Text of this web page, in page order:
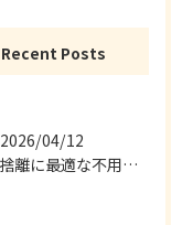
Recent Posts
2026/04/12
断捨離に最適な不用品回収サービス